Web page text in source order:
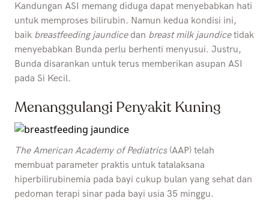
Kandungan ASI memang diduga dapat menyebabkan hati
untuk memproses bilirubin. Namun kedua kondisi ini,
baik breastfeeding jaundicedan breast milk jaundicetidak
menyebabkan Bunda perlu berhenti menyusui. Justru,
Bunda disarankan untuk terus memberikan asupan ASI
pada Si Kecil.
Menanggulangi Penyakit Kuning
The American Academy of Pediatrics (AAP) telah
membuat parameter praktis untuk tatalaksana
hiperbilirubinemia pada bayi cukup bulan yang sehat dan
pedoman terapi sinar pada bayi usia 35 minggu.